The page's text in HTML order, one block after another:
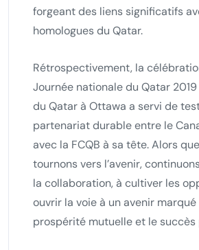
forgeant des liens significatifs
homologues du Qatar.
Rétrospectivement, la
Journée nationale du Qatar 2019
du Qatar à Ottawa a servi de
partenariat durable entre le
avec la FCQB à sa tête. Alors
tournons vers l’avenir,
la collaboration, à cultiver les
ouvrir la voie à un avenir marqué
prospérité mutuelle et le succès